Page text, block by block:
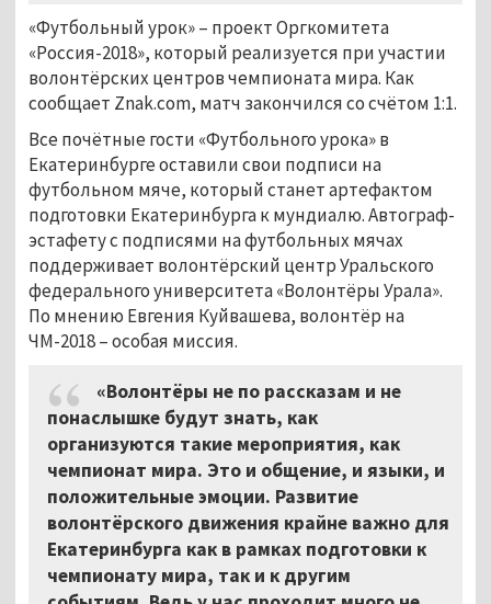
«Футбольный урок»– проект Оргкомитета
«Россия-2018», который реализуется при участии
волонтёрских центров чемпионата мира. Как
сообщает Znak.com, матч закончился со счётом 1:1.
Все почётные гости «Футбольного урока» в
Екатеринбурге оставили свои подписи на
футбольном мяче, который станет артефактом
подготовки Екатеринбурга к мундиалю. Автограф-
эстафету с подписями на футбольных мячах
поддерживает волонтёрский центр Уральского
федерального университета «Волонтёры Урала».
По мнению Евгения Куйвашева, волонтёр на
ЧМ-2018–особая миссия.
«Волонтёры не по рассказам и не
понаслышке будут знать, как
организуются такие мероприятия, как
чемпионат мира. Это и общение, и языки, и
положительные эмоции. Развитие
волонтёрского движения крайне важно для
Екатеринбурга как в рамках подготовки к
чемпионату мира, так и к другим